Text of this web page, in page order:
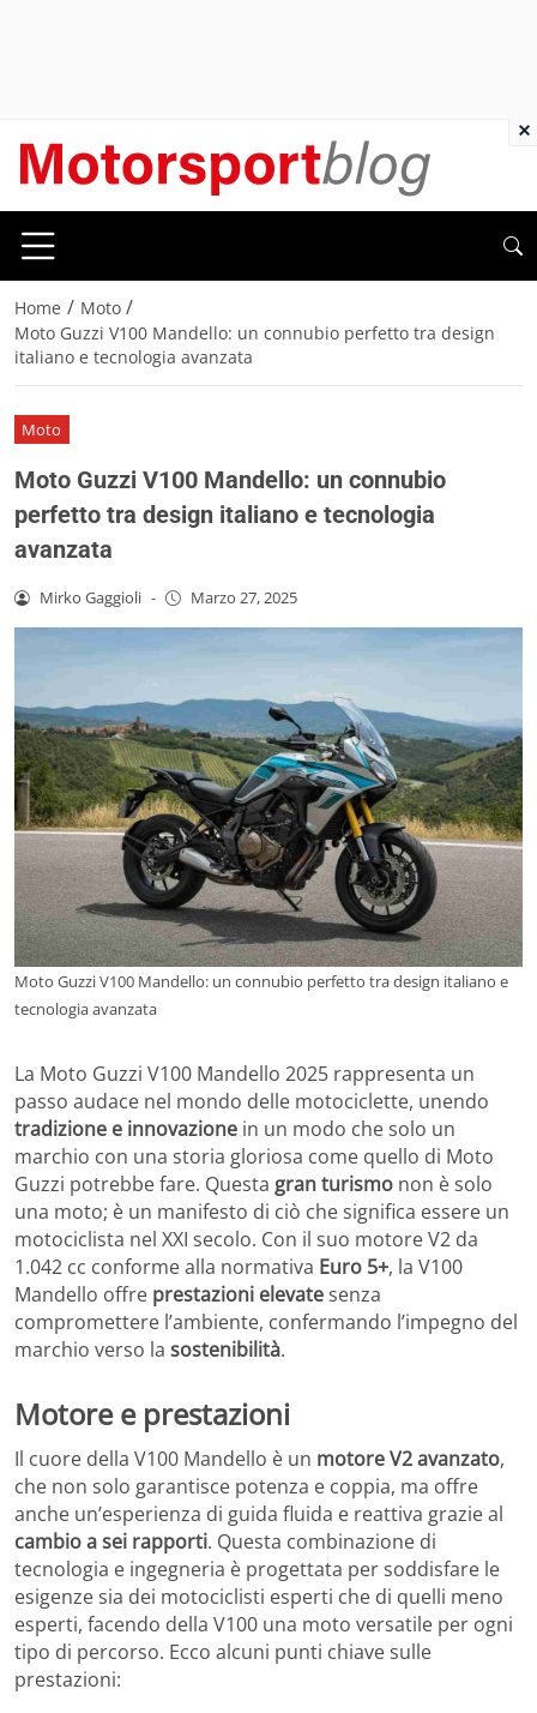
Home / Moto /
Moto Guzzi V100 Mandello: un connubio perfetto tra design
italiano e tecnologia avanzata
Moto
Moto Guzzi V100 Mandello: un connubio
perfetto tra design italiano e tecnologia
avanzata
Mirko Gaggioli - Marzo 27, 2025
Moto Guzzi V100 Mandello: un connubio perfetto tra design italiano e
tecnologia avanzata
La Moto Guzzi V100 Mandello 2025 rappresenta un
passo audace nel mondo delle motociclette, unendo
tradizione e innovazione in un modo che solo un
marchio con una storia gloriosa come quello di Moto
Guzzi potrebbe fare. Questa gran turismo non è solo
una moto; è un manifesto di ciò che significa essere un
motociclista nel XXI secolo. Con il suo motore V2 da
1.042 cc conforme alla normativa Euro 5+, la V100
Mandello offre prestazioni elevatesenza
compromettere l’ambiente, confermando l’impegno del
marchio verso la sostenibilità.
Motore e prestazioni
Il cuore della V100 Mandello è un motore V2 avanzato,
che non solo garantisce potenza e coppia, ma offre
anche un’esperienza di guida fluida e reattiva grazie al
cambio a sei rapporti. Questa combinazione di
tecnologia e ingegneria è progettata per soddisfare le
esigenze sia dei motociclisti esperti che di quelli meno
esperti, facendo della V100 una moto versatile per ogni
tipo di percorso. Ecco alcuni punti chiave sulle
prestazioni:
×